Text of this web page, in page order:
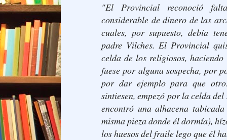
"El Provincial reconoció
considerable de dinero de las
cuales, por supuesto, debía
padre Vilches. El Provincial
celda de los religiosos,
fuese por alguna sospecha, por
por dar ejemplo para que
sintiesen, empezó por la celda
encontró una alhacena
misma pieza donde él dormía),
los huesos del fraile lego que él